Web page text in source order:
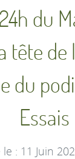
du
tête
du
: 11 Juin